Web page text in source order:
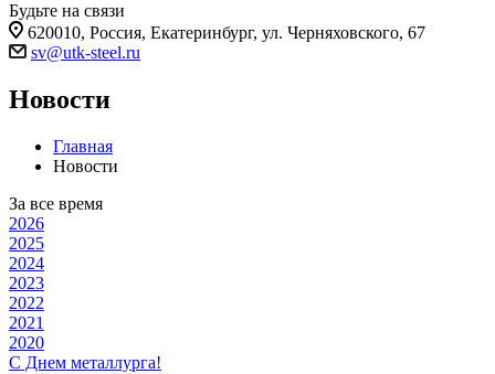
Будьте на связи
620010, Россия, Екатеринбург, ул. Черняховского, 67
sv@utk-steel.ru
Новости
Главная
Новости
За все время
2026
2025
2024
2023
2022
2021
2020
С Днем металлурга!